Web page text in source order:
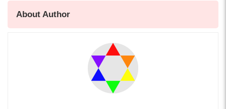
About Author